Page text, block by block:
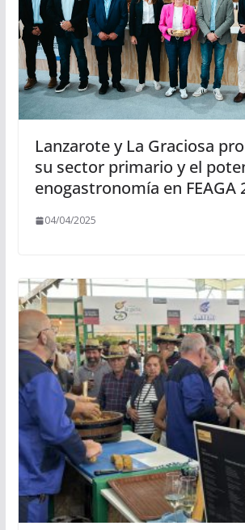
Lanzarote y La Graciosa
su sector primario y el
enogastronomía en FEAGA
04/04/2025